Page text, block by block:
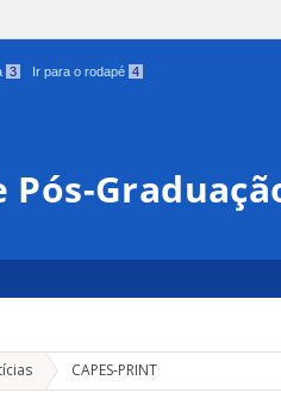
3 Ir para o rodapé 4
Pós-
CAPES-PRINT